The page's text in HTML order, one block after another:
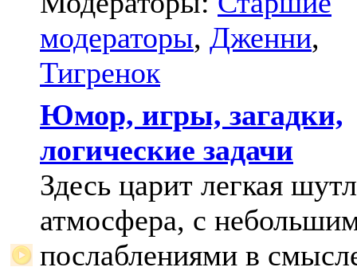
модераторы, Дженни,
Тигренок
Юмор, игры, загадки,
логические задачи
Здесь царит легкая
атмосфера, с
послаблениями в